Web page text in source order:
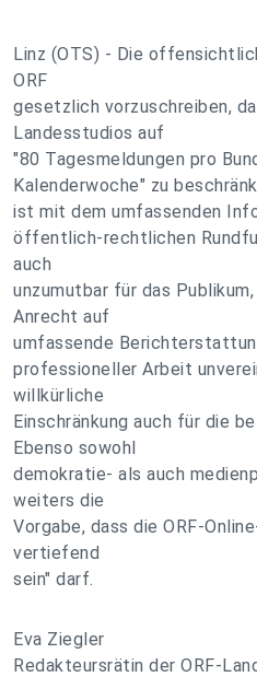
Linz (OTS) - Die
ORF
gesetzlich vorzuschreiben,
Landesstudios auf
"80 Tagesmeldungen pro
Kalenderwoche" zu
ist mit dem umfassenden
öffentlich-rechtlichen
auch
unzumutbar für das
Anrecht auf
umfassende
professioneller Arbeit
willkürliche
Einschränkung auch für die
Ebenso sowohl
demokratie- als auch
weiters die
Vorgabe, dass die ORF-
vertiefend
sein" darf.
Eva Ziegler
Redakteursrätin der ORF-